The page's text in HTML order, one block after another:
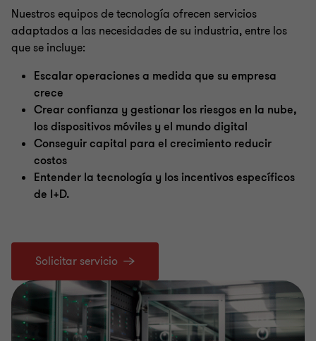
Nuestros equipos de tecnología ofrecen servicios
adaptados a las necesidades de su industria, entre los
que se incluye:
Escalar operaciones a medida que su empresa
crece
Crear confianza y gestionar los riesgos en la nube,
los dispositivos móviles y el mundo digital
Conseguir capital para el crecimiento reducir
costos
Entender la tecnología y los incentivos específicos
de I+D.
Solicitar servicio